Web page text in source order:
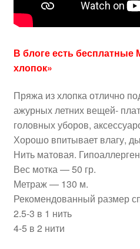
В блоге есть бесплатные
хлопок»
Пряжа из хлопка отлично
ажурных летних вещей-
головных уборов,
Хорошо впитывает влагу,
Нить матовая.
Вес мотка — 50 гр.
Метраж — 130 м.
Рекомендованный размер
2.5-3 в 1 нить
4-5 в 2 нити